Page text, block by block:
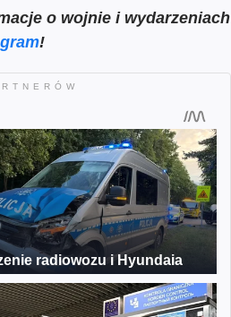
o wojnie i wydarzeniach
!